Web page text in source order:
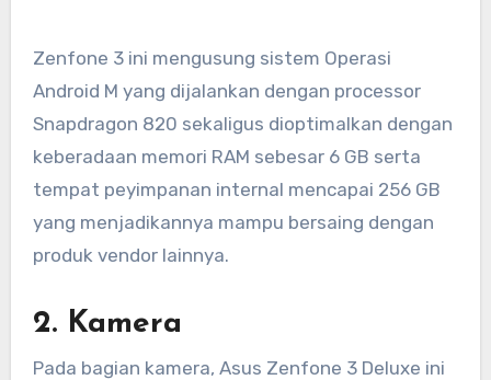
Zenfone 3 ini mengusung sistem Operasi
Android M yang dijalankan dengan processor
Snapdragon 820 sekaligus dioptimalkan dengan
keberadaan memori RAM sebesar 6 GB serta
tempat peyimpanan internal mencapai 256 GB
yang menjadikannya mampu bersaing dengan
produk vendor lainnya.
2. Kamera
Pada bagian kamera, Asus Zenfone 3 Deluxe ini